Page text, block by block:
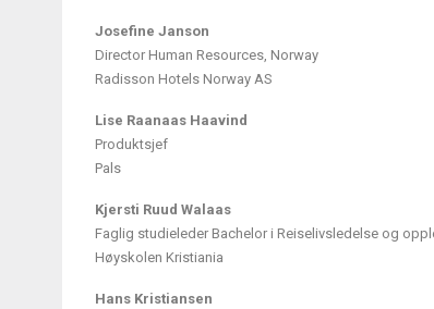
Josefine Janson
Director Human Resources, Norway
Radisson Hotels Norway AS
Lise Raanaas Haavind
Produktsjef
Pals
Kjersti Ruud Walaas
Faglig studieleder Bachelor i Reiselivsledelse og
Høyskolen Kristiania
Hans Kristiansen